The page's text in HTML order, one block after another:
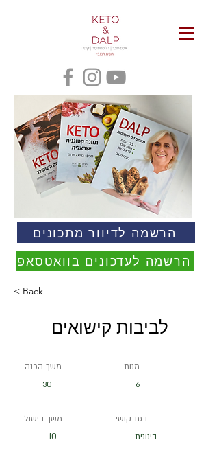
הרשמה לדיוור מתכונים
הרשמה לעדכונים בוואטסאפ
< Back
לביבות קישואים
משך הכנה
30
משך בישול
10
מנות
6
דגת קושי
בינונית